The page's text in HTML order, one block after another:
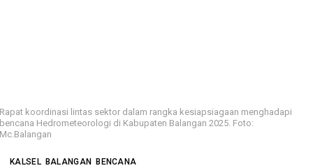
Rapat koordinasi lintas sektor dalam rangka kesiapsiagaan menghadapi
bencana Hedrometeorologi di Kabupaten Balangan 2025. Foto:
Mc.Balangan
KALSEL BALANGAN BENCANA